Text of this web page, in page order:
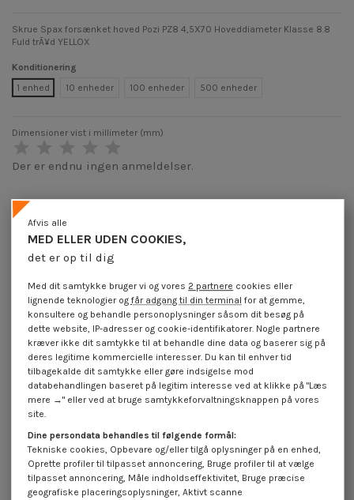
Skrue Spax forsænket hoved Pozi PZ8 4,5X70 Hoveddiameter Klasse 8.8
Fuld trÃ¥d YELLOX
Konditionering
1 enhed
10 enheder 100 enheder 500 enheder
Dimensioner vist i millimeter (mm)
Der er endnu ingen anmeldelser.
Produktoplysninger
Beskrivelse
Anmeldelser (0)
16 andre varer i den samme kategori:
-40%
-40%
MED ELLER UDEN COOKIES,
det er op til dig
Afvis alle
Med dit samtykke bruger vi og vores 2 partnere cookies eller
lignende teknologier ogfår adgang til din terminal for at gemme,
konsultere og behandle personoplysninger såsom dit besøg på
dette website, IP-adresser og cookie-identifikatorer. Nogle partnere
kræver ikke dit samtykke til at behandle dine data og baserer sig på
deres legitime kommercielle interesser. Du kan til enhver tid
tilbagekalde dit samtykke eller gøre indsigelse mod
databehandlingen baseret på legitim interesse ved at klikke på "Læs
mere →" eller ved at bruge samtykkeforvaltningsknappen på vores
site.
Dine persondata behandles til følgende formål:
Tekniske cookies, Opbevare og/eller tilgå oplysninger på en enhed,
Oprette profiler til tilpasset annoncering, Bruge profiler til at vælge
tilpasset annoncering, Måle indholdseffektivitet, Bruge præcise
geografiske placeringsoplysninger, Aktivt scanne